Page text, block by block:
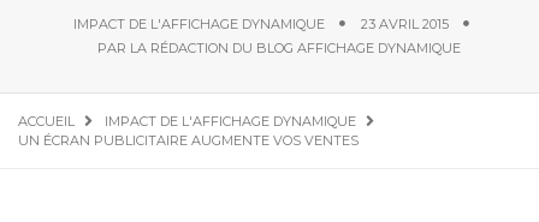
IMPACT DE L'AFFICHAGE DYNAMIQUE
23 AVRIL 2015
PAR LA RÉDACTION DU BLOG AFFICHAGE DYNAMIQUE
ACCUEIL
IMPACT DE L'AFFICHAGE DYNAMIQUE
UN ÉCRAN PUBLICITAIRE AUGMENTE VOS VENTES